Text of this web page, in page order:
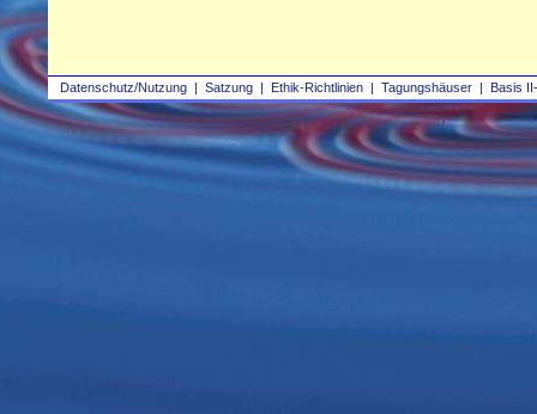
Datenschutz/Nutzung | Satzung | Ethik-Richtlinien | Tagungshäuser | Basis